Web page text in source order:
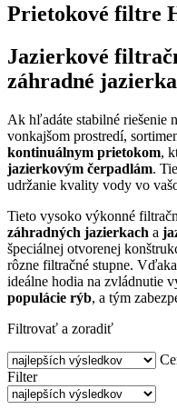
Prietokové filtre
Jazierkové
záhradné
Ak hľadáte stabilné riešenie
vonkajšom prostredí,
kontinuálnym prietokom,
jazierkovým čerpadlám.
udržanie kvality vody vo
Tieto vysoko výkonné
záhradných jazierkach a
špeciálnej otvorenej
rôzne filtračné stupne.
ideálne hodia na zvládnutie
populácie rýb, a tým
Filtrovať a zoradiť
Filter